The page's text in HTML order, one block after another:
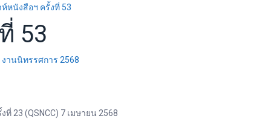
หนังสือฯ ครั้งที่ 53
53
งานนิทรรศการ 2568
23 (QSNCC) 7 เมษายน 2568